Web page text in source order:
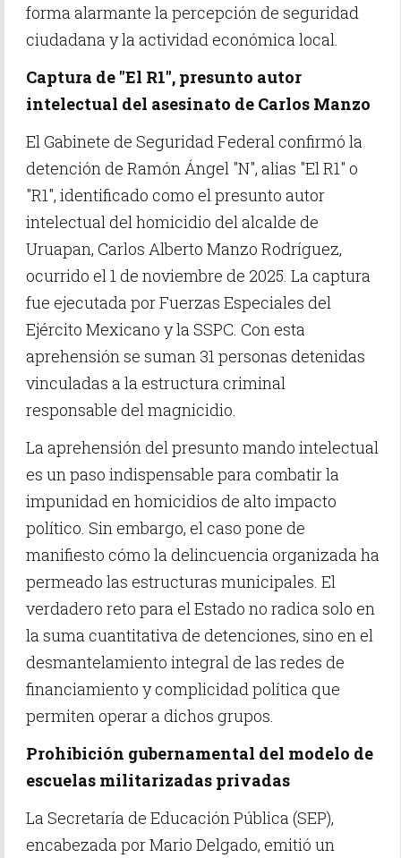
forma alarmante la percepción de seguridad
ciudadana y la actividad económica local.
Captura de "El R1", presunto autor
intelectual del asesinato de Carlos Manzo
El Gabinete de Seguridad Federal confirmó la
detención de Ramón Ángel "N", alias "El R1" o
"R1", identificado como el presunto autor
intelectual del homicidio del alcalde de
Uruapan, Carlos Alberto Manzo Rodríguez,
ocurrido el 1 de noviembre de 2025. La captura
fue ejecutada por Fuerzas Especiales del
Ejército Mexicano y la SSPC. Con esta
aprehensión se suman 31 personas detenidas
vinculadas a la estructura criminal
responsable del magnicidio.
La aprehensión del presunto mando intelectual
es un paso indispensable para combatir la
impunidad en homicidios de alto impacto
político. Sin embargo, el caso pone de
manifiesto cómo la delincuencia organizada ha
permeado las estructuras municipales. El
verdadero reto para el Estado no radica solo en
la suma cuantitativa de detenciones, sino en el
desmantelamiento integral de las redes de
financiamiento y complicidad política que
permiten operar a dichos grupos.
Prohibición gubernamental del modelo de
escuelas militarizadas privadas
La Secretaría de Educación Pública (SEP),
encabezada por Mario Delgado, emitió un